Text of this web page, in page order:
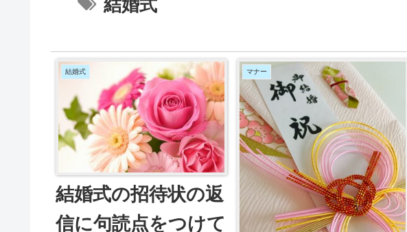
結婚式
結婚式
結婚式の招待状の返
信に句読点をつけて
マナー